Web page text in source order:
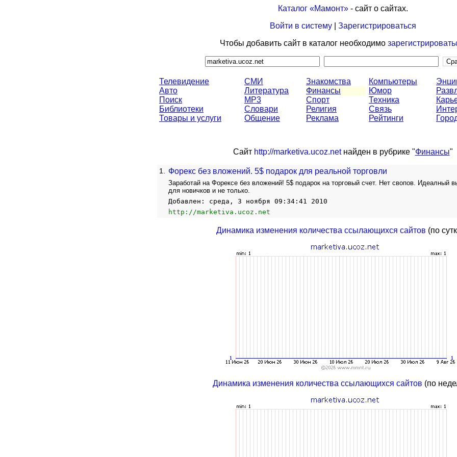
Каталог «Мамонт»- сайт о сайтах.
Войти в систему| Зарегистрироваться
Чтобы добавить сайт в каталог необходимо
Телевидение
Авто
Поиск
Библиотеки
Товары и услуги
СМИ
Литература
MP3
Словари
Общение
Знакомства
Финансы
Спорт
Религия
Реклама
Компьютеры
Юмор
Техника
Связь
Рейтинги
Сайт http://marketiva.ucoz.netнайден в рубрике "Финансы"
1. Форекс без вложений. 5$ подарок для реальной торговли
Заработай на Форексе без вложений! 5$ подарок на торговый счет. Нет свопов. Идеалный
для новичков и не только.
Добавлен: среда, 3 ноября 09:34:41 2010
http://marketiva.ucoz.net
Динамика изменения количества ссылающихся сайтов (по
Динамика изменения количества ссылающихся сайтов (по